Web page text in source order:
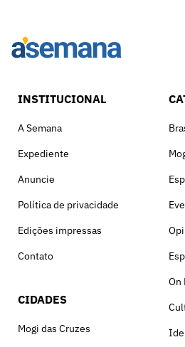
INSTITUCIONAL
A Semana
Expediente
Anuncie
Política de privacidade
Edições impressas
Contato
CIDADES
Mogi das Cruzes
On